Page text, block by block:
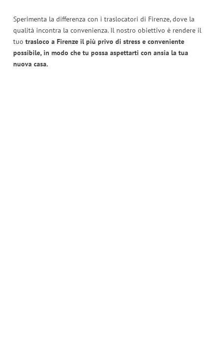
Sperimenta la differenza con i traslocatori di Firenze, dove la
qualità incontra la convenienza. Il nostro obiettivo è rendere il
tuo trasloco a Firenze il più privo di stress e conveniente
possibile, in modo che tu possa aspettarti con ansia la tua
nuova casa.